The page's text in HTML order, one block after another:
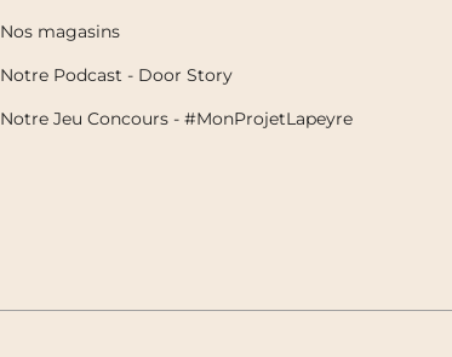
Nos magasins
Notre Podcast - Door Story
Notre Jeu Concours - #MonProjetLapeyre